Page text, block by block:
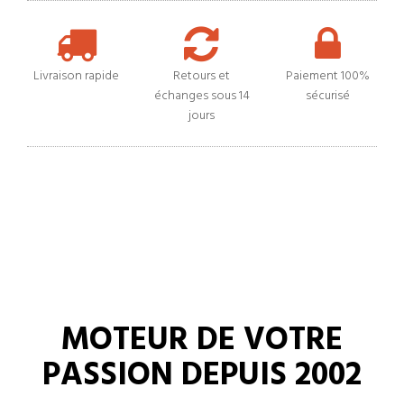
Livraison rapide
Retours et
échanges sous 14
jours
Paiement 100%
sécurisé
MOTEUR DE VOTRE
PASSION DEPUIS 2002